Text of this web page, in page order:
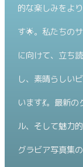
的な楽しみをよ
す🌟。私たちの
に向けて、立ち
し、素晴らしい
います💃。最新
ル、そして魅力
グラビア写真集